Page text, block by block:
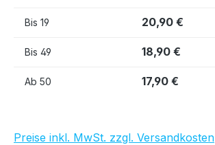
Bis 19 20,90 €
Bis 49 18,90 €
Ab 50 17,90 €
Preise inkl. MwSt. zzgl. Versandkosten